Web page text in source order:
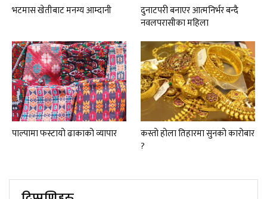
भटमास खेतीबाट मनग्य आम्दानी
दुनाटपरी बनाएर आत्मनिर्भर बन्दै
नवलपरासीका महिला
पाल्पामा फस्टायो ढाकाको व्यापार
कस्तो होला तिहारमा सुनको कारोबार
?